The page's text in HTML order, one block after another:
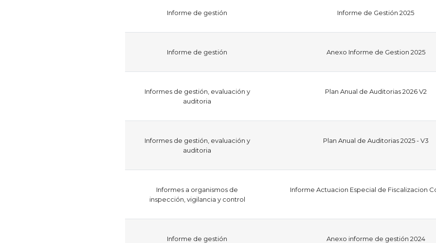
​Informe de gestión Informe de Gestión 2025
​Informe de gestión Anexo Informe de Gestion 2025
Informes de gestión, evaluación y
auditoria
Plan Anual de Auditorias 2026 V2
Informes de gestión, evaluación y
auditoria
Plan Anual de Auditorias 2025 - V3
Informes a organismos de
inspección, vigilancia y control
Informe Actuacion Especial de Fiscalizacion
​Informe de gestión Anexo informe de gestión 2024